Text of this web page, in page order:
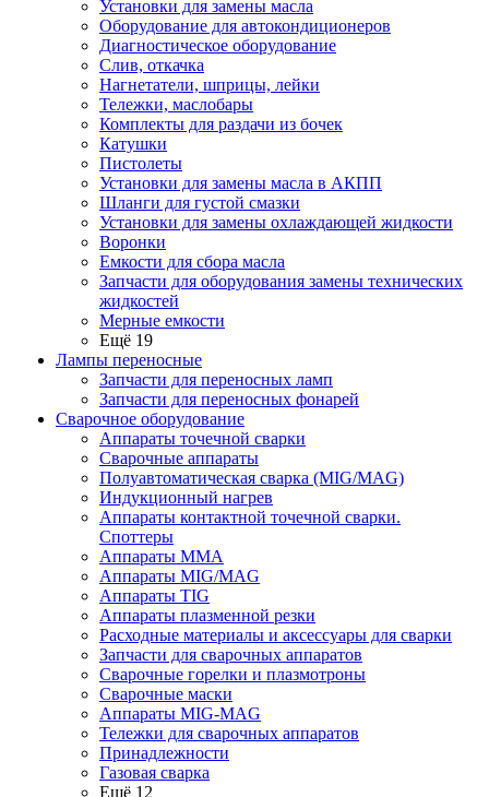
Установки для замены масла
Оборудование для автокондиционеров
Диагностическое оборудование
Слив, откачка
Нагнетатели, шприцы, лейки
Тележки, маслобары
Комплекты для раздачи из бочек
Катушки
Пистолеты
Установки для замены масла в АКПП
Шланги для густой смазки
Установки для замены охлаждающей жидкости
Воронки
Емкости для сбора масла
Запчасти для оборудования замены технических
жидкостей
Мерные емкости
Ещё 19
Лампы переносные
Запчасти для переносных ламп
Запчасти для переносных фонарей
Сварочное оборудование
Аппараты точечной сварки
Сварочные аппараты
Полуавтоматическая сварка (MIG/MAG)
Индукционный нагрев
Аппараты контактной точечной сварки.
Споттеры
Аппараты MMA
Аппараты MIG/MAG
Аппараты TIG
Аппараты плазменной резки
Расходные материалы и аксессуары для сварки
Запчасти для сварочных аппаратов
Сварочные горелки и плазмотроны
Сварочные маски
Аппараты MIG-MAG
Тележки для сварочных аппаратов
Принадлежности
Газовая сварка
Ещё 12